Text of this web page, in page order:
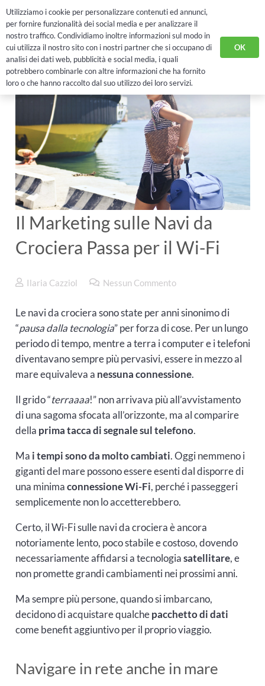
RICHIEDI DEMO
Il Marketing sulle Navi da
Crociera Passa per il Wi-Fi
Ilaria Cazziol Nessun Commento
Le navi da crociera sono state per anni sinonimo di
“pausa dalla tecnologia” per forza di cose. Per un lungo
periodo di tempo, mentre a terra i computer e i telefoni
diventavano sempre più pervasivi, essere in mezzo al
mare equivaleva a nessuna connessione.
Il grido “terraaaa!” non arrivava più all’avvistamento
di una sagoma sfocata all’orizzonte, ma al comparire
della prima tacca di segnale sul telefono.
Ma i tempi sono da molto cambiati. Oggi nemmeno i
giganti del mare possono essere esenti dal disporre di
una minimaconnessione Wi-Fi, perché i passeggeri
semplicemente non lo accetterebbero.
Certo, il Wi-Fi sulle navi da crociera è ancora
notoriamente lento, poco stabile e costoso, dovendo
necessariamente affidarsi a tecnologiasatellitare, e
non promette grandi cambiamenti nei prossimi anni.
Ma sempre più persone, quando si imbarcano,
decidono di acquistare qualchepacchetto di dati
come benefit aggiuntivo per il proprio viaggio.
Navigare in rete anche in mare
Utilizziamo i cookie per personalizzare contenuti ed annunci,
per fornire funzionalità dei social media e per analizzare il
nostro traffico. Condividiamo inoltre informazioni sul modo in
cui utilizza il nostro sito con i nostri partner che si occupano di
analisi dei dati web, pubblicità e social media, i quali
potrebbero combinarle con altre informazioni che ha fornito
loro o che hanno raccolto dal suo utilizzo dei loro servizi.
OK